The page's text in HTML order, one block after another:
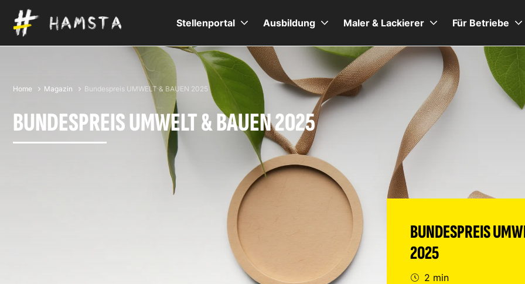
Stellenportal Ausbildung Maler & Lackierer Für Betriebe
Home Magazin Bundespreis UMWELT & BAUEN 2025
BUNDESPREIS UMWELT & BAUEN 2025
BUNDESPREIS
2025
2 min